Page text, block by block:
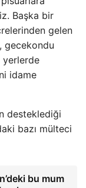
Başka bir
gelen
gecekondu
yerlerde
idame
desteklediği
bazı mülteci
bu mum